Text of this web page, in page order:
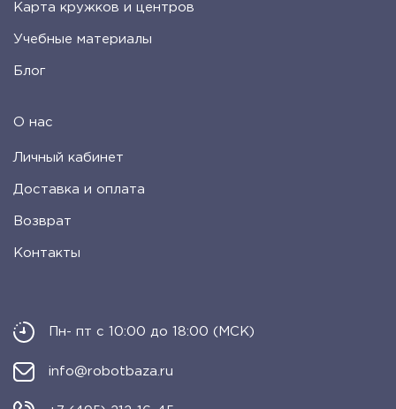
Карта кружков и центров
Учебные материалы
Блог
О нас
Личный кабинет
Доставка и оплата
Возврат
Контакты
Пн- пт с 10:00 до 18:00 (МСК)
info@robotbaza.ru